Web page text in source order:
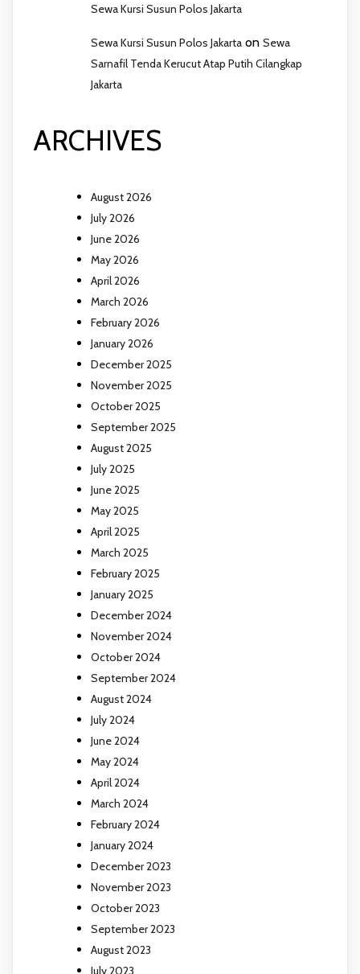
Sewa Kursi Susun Polos Jakarta
Sewa Kursi Susun Polos Jakarta on Sewa
Sarnafil Tenda Kerucut Atap Putih Cilangkap
Jakarta
ARCHIVES
August 2026
July 2026
June 2026
May 2026
April 2026
March 2026
February 2026
January 2026
December 2025
November 2025
October 2025
September 2025
August 2025
July 2025
June 2025
May 2025
April 2025
March 2025
February 2025
January 2025
December 2024
November 2024
October 2024
September 2024
August 2024
July 2024
June 2024
May 2024
April 2024
March 2024
February 2024
January 2024
December 2023
November 2023
October 2023
September 2023
August 2023
July 2023